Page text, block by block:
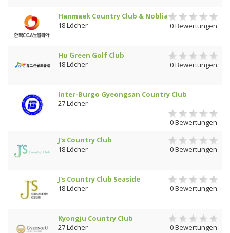
Hanmaek Country Club & Noblia
18 Löcher
0 Bewertungen
Hu Green Golf Club
18 Löcher
0 Bewertungen
Inter-Burgo Gyeongsan Country Club
27 Löcher
0 Bewertungen
J's Country Club
18 Löcher
0 Bewertungen
J's Country Club Seaside
18 Löcher
0 Bewertungen
Kyongju Country Club
27 Löcher
0 Bewertungen